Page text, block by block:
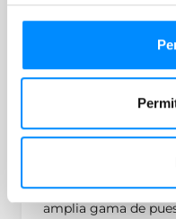
Posiciones
Con nuestra
amplia gama de